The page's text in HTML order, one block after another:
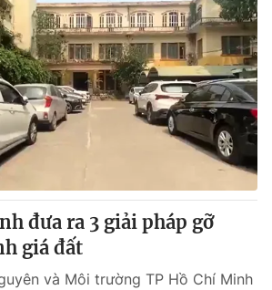
đưa ra 3 giải pháp gỡ
giá đất
và Môi trường TP Hồ Chí Minh